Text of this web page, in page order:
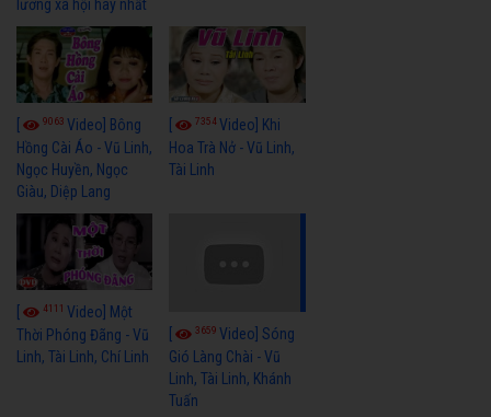
lương xã hội hay nhất
9063 Video] Bông
Hồng Cài Áo - Vũ Linh,
Ngọc Huyền, Ngọc
Giàu, Diệp Lang
7354Video] Khi
Hoa Trà Nở - Vũ Linh,
Tài Linh
4111 Video] Một
Thời Phóng Đãng - Vũ
Linh, Tài Linh, Chí Linh
3659Video] Sóng
Gió Làng Chài - Vũ
Linh, Tài Linh, Khánh
Tuấn